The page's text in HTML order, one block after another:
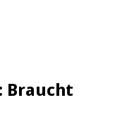
Braucht